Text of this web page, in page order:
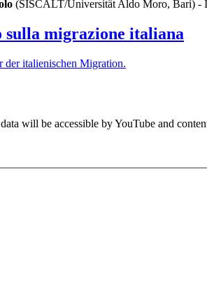
(SISCALT/Universität Aldo Moro, Bari) -
migrazione italiana
der italienischen Migration.
will be accessible by YouTube and